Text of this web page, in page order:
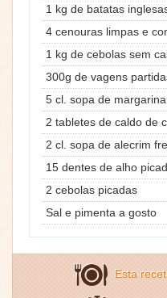
1 kg de batatas
4 cenouras limpas e
1 kg de cebolas sem
300g de vagens
5 cl. sopa de margarina
2 tabletes de caldo de
2 cl. sopa de alecrim
15 dentes de alho
2 cebolas picadas
Sal e pimenta a gosto
Esta